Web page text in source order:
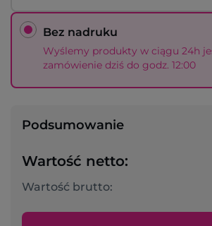
Bez nadruku
Wyślemy produkty w ciągu 24h
zamówienie dziś do godz. 12:00
Podsumowanie
Wartość netto:
Wartość brutto: